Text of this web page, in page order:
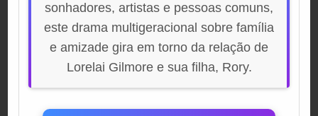
sonhadores, artistas e pessoas comuns,
este drama multigeracional sobre família
e amizade gira em torno da relação de
Lorelai Gilmore e sua filha, Rory.